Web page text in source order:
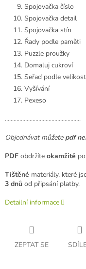
Spojovačka číslo
Spojovačka detail
Spojovačka stín
Řady podle paměti
Puzzle proužky
Domaluj cukroví
Seřaď podle
Vyšívání
Pexeso
....................................................
Objednávat můžetepdf
PDF obdržíte okamžitě
Tištěné materiály, které
3 dnů od připsání platby.
Detailní informace
ZEPTAT SE